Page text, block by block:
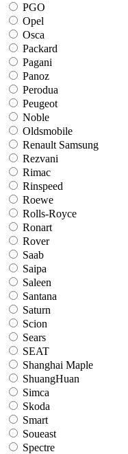
PGO
Opel
Osca
Packard
Pagani
Panoz
Perodua
Peugeot
Noble
Oldsmobile
Renault Samsung
Rezvani
Rimac
Rinspeed
Roewe
Rolls-Royce
Ronart
Rover
Saab
Saipa
Saleen
Santana
Saturn
Scion
Sears
SEAT
Shanghai Maple
ShuangHuan
Simca
Skoda
Smart
Soueast
Spectre